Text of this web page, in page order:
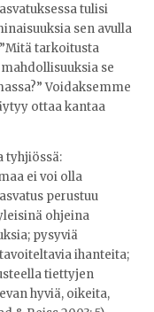
tulisi
sen avulla
tarkoitusta
se
Voidaksemme
ottaa kantaa
tyhjiössä:
ei voi olla
perustuu
ohjeina
pysyviä
ihanteita;
tiettyjen
hyviä, oikeita,